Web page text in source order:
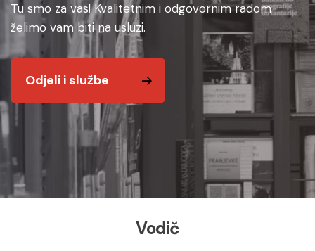
Tu smo za vas! Kvalitetnim i odgovornim radom
želimo vam biti na usluzi.
Odjeli i službe
Vodič